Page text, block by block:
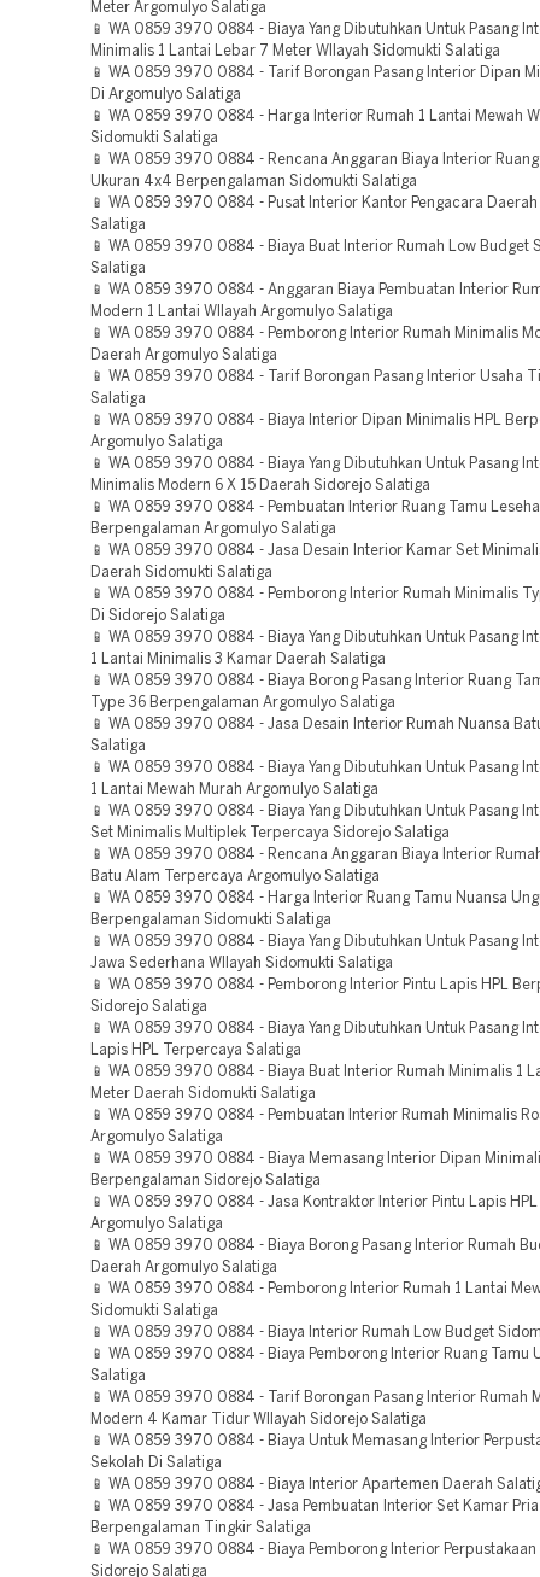
Meter Argomulyo Salatiga
📱 WA 0859 3970 0884 - Biaya Yang Dibutuhkan Untuk Pasang
Minimalis 1 Lantai Lebar 7 Meter WIlayah Sidomukti Salatiga
📱 WA 0859 3970 0884 - Tarif Borongan Pasang Interior Dipan
Di Argomulyo Salatiga
📱 WA 0859 3970 0884 - Harga Interior Rumah 1 Lantai Mewah
Sidomukti Salatiga
📱 WA 0859 3970 0884 - Rencana Anggaran Biaya Interior
Ukuran 4x4 Berpengalaman Sidomukti Salatiga
📱 WA 0859 3970 0884 - Pusat Interior Kantor Pengacara
Salatiga
📱 WA 0859 3970 0884 - Biaya Buat Interior Rumah Low Budget
Salatiga
📱 WA 0859 3970 0884 - Anggaran Biaya Pembuatan Interior
Modern 1 Lantai WIlayah Argomulyo Salatiga
📱 WA 0859 3970 0884 - Pemborong Interior Rumah Minimalis
Daerah Argomulyo Salatiga
📱 WA 0859 3970 0884 - Tarif Borongan Pasang Interior Usaha
Salatiga
📱 WA 0859 3970 0884 - Biaya Interior Dipan Minimalis HPL
Argomulyo Salatiga
📱 WA 0859 3970 0884 - Biaya Yang Dibutuhkan Untuk Pasang
Minimalis Modern 6 X 15 Daerah Sidorejo Salatiga
📱 WA 0859 3970 0884 - Pembuatan Interior Ruang Tamu
Berpengalaman Argomulyo Salatiga
📱 WA 0859 3970 0884 - Jasa Desain Interior Kamar Set
Daerah Sidomukti Salatiga
📱 WA 0859 3970 0884 - Pemborong Interior Rumah Minimalis
Di Sidorejo Salatiga
📱 WA 0859 3970 0884 - Biaya Yang Dibutuhkan Untuk Pasang
1 Lantai Minimalis 3 Kamar Daerah Salatiga
📱 WA 0859 3970 0884 - Biaya Borong Pasang Interior Ruang
Type 36 Berpengalaman Argomulyo Salatiga
📱 WA 0859 3970 0884 - Jasa Desain Interior Rumah Nuansa
Salatiga
📱 WA 0859 3970 0884 - Biaya Yang Dibutuhkan Untuk Pasang
1 Lantai Mewah Murah Argomulyo Salatiga
📱 WA 0859 3970 0884 - Biaya Yang Dibutuhkan Untuk Pasang
Set Minimalis Multiplek Terpercaya Sidorejo Salatiga
📱 WA 0859 3970 0884 - Rencana Anggaran Biaya Interior
Batu Alam Terpercaya Argomulyo Salatiga
📱 WA 0859 3970 0884 - Harga Interior Ruang Tamu Nuansa
Berpengalaman Sidomukti Salatiga
📱 WA 0859 3970 0884 - Biaya Yang Dibutuhkan Untuk Pasang
Jawa Sederhana WIlayah Sidomukti Salatiga
📱 WA 0859 3970 0884 - Pemborong Interior Pintu Lapis HPL
Sidorejo Salatiga
📱 WA 0859 3970 0884 - Biaya Yang Dibutuhkan Untuk Pasang
Lapis HPL Terpercaya Salatiga
📱 WA 0859 3970 0884 - Biaya Buat Interior Rumah Minimalis 1
Meter Daerah Sidomukti Salatiga
📱 WA 0859 3970 0884 - Pembuatan Interior Rumah Minimalis
Argomulyo Salatiga
📱 WA 0859 3970 0884 - Biaya Memasang Interior Dipan
Berpengalaman Sidorejo Salatiga
📱 WA 0859 3970 0884 - Jasa Kontraktor Interior Pintu Lapis HPL
Argomulyo Salatiga
📱 WA 0859 3970 0884 - Biaya Borong Pasang Interior Rumah
Daerah Argomulyo Salatiga
📱 WA 0859 3970 0884 - Pemborong Interior Rumah 1 Lantai
Sidomukti Salatiga
📱 WA 0859 3970 0884 - Biaya Interior Rumah Low Budget
📱 WA 0859 3970 0884 - Biaya Pemborong Interior Ruang Tamu
Salatiga
📱 WA 0859 3970 0884 - Tarif Borongan Pasang Interior Rumah
Modern 4 Kamar Tidur WIlayah Sidorejo Salatiga
📱 WA 0859 3970 0884 - Biaya Untuk Memasang Interior
Sekolah Di Salatiga
📱 WA 0859 3970 0884 - Biaya Interior Apartemen Daerah
📱 WA 0859 3970 0884 - Jasa Pembuatan Interior Set Kamar Pria
Berpengalaman Tingkir Salatiga
📱 WA 0859 3970 0884 - Biaya Pemborong Interior Perpustakaan
Sidorejo Salatiga